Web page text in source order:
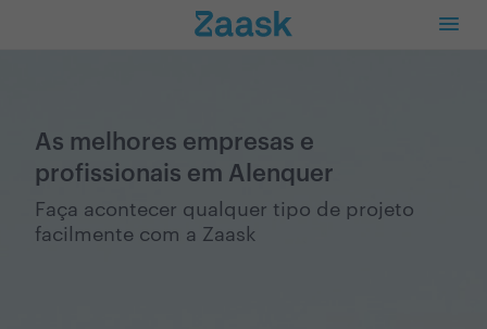
As melhores empresas e
profissionais em Alenquer
Faça acontecer qualquer tipo de projeto
facilmente com a Zaask